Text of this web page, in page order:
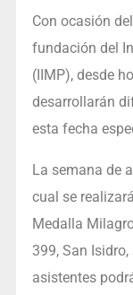
Con ocasión
fundación del
(IIMP), desde
desarrollarán
esta fecha
La semana de
cual se
Medalla
399, San
asistentes